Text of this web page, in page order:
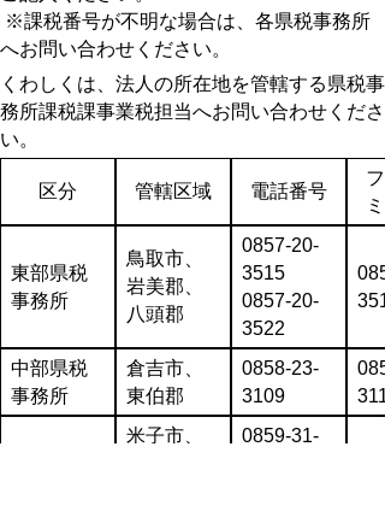
※課税番号が不明な場合は、各県税事務所
へお問い合わせください。
くわしくは、法人の所在地を管轄する県税事
務所課税課事業税担当へお問い合わせくださ
い。
区分 管轄区域 電話番号
東部県税
事務所
鳥取市、
岩美郡、
八頭郡
0857-20-
3515
0857-20-
3522
中部県税
事務所
倉吉市、
東伯郡
0858-23-
3109
米子市、
0859-31-